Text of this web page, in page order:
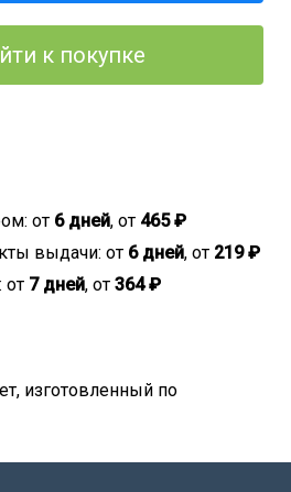
к покупке
от 6 дней, от 465 ₽
выдачи: от 6 дней, от 219 ₽
от 7 дней, от 364 ₽
изготовленный по